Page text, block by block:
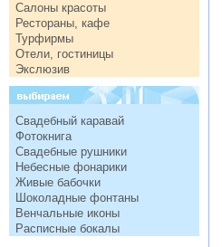
Салоны красоты
Рестораны, кафе
Турфирмы
Отели, гостиницы
Экслюзив
Свадебный каравай
Фотокнига
Свадебные рушники
Небесные фонарики
Живые бабочки
Шоколадные фонтаны
Венчальные иконы
Расписные бокалы